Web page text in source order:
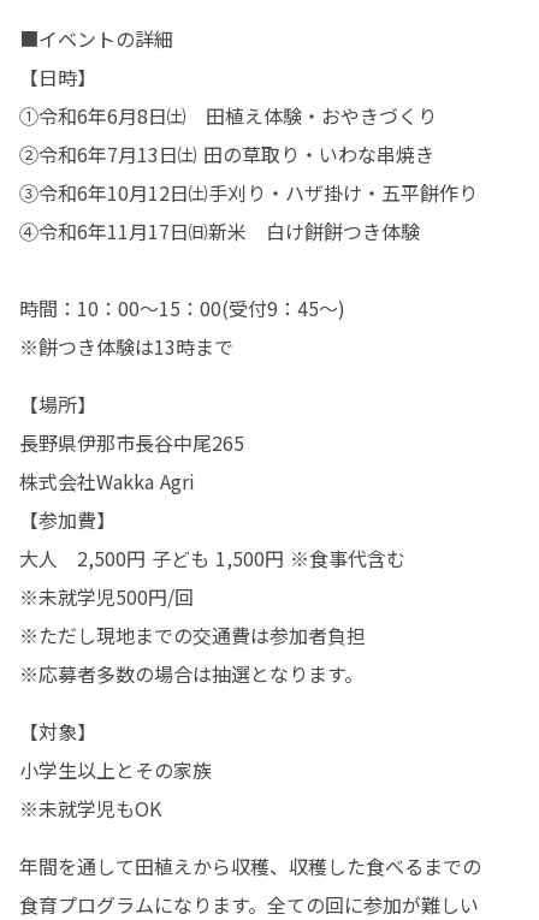
■イベントの詳細
【日時】
①令和6年6月8日㈯　田植え体験・おやきづくり
②令和6年7月13日㈯ 田の草取り・いわな串焼き
③令和6年10月12日㈯手刈り・ハザ掛け・五平餅作り
④令和6年11月17日㈰新米　白け餅餅つき体験
時間：10：00～15：00(受付9：45～)
※餅つき体験は13時まで
【場所】
長野県伊那市長谷中尾265
株式会社Wakka Agri
【参加費】
大人　2,500円 子ども 1,500円 ※食事代含む
※未就学児500円/回
※ただし現地までの交通費は参加者負担
※応募者多数の場合は抽選となります。
【対象】
小学生以上とその家族
※未就学児もOK
年間を通して田植えから収穫、収穫した食べるまでの
食育プログラムになります。全ての回に参加が難しい